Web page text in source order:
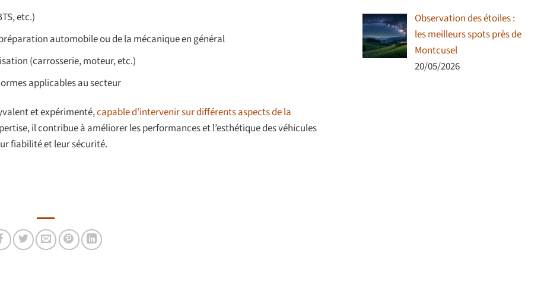
etc.)
automobile ou de la mécanique en général
(carrosserie, moteur, etc.)
applicables au secteur
et expérimenté,capable d’intervenir sur différents aspects de la
il contribue à améliorer les performances et l’esthétique des véhicules
fiabilité et leur sécurité.
Observation des étoiles :
les meilleurs spots près de
Montcusel
20/05/2026